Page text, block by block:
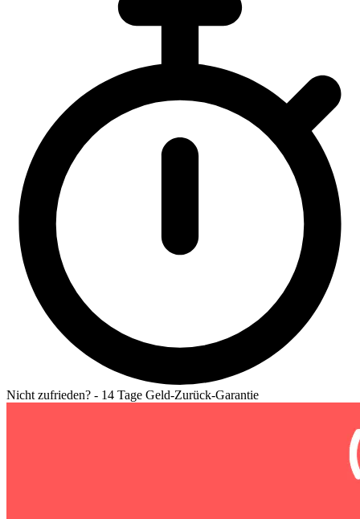
Nicht zufrieden? - 14 Tage Geld-Zurück-Garantie